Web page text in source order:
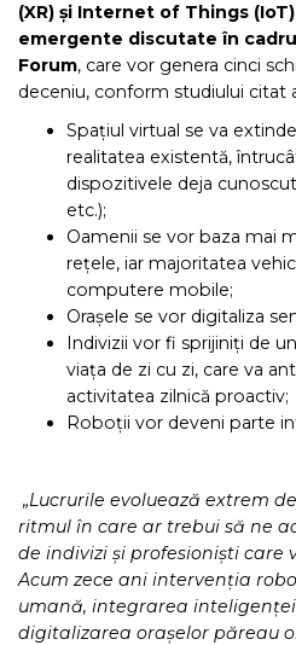
(XR) și Internet of Things
emergente discutate în
Forum, care vor genera cinci
deceniu, conform studiului citat
Spațiul virtual se va
realitatea existentă,
dispozitivele deja
etc.);
Oamenii se vor baza mai
rețele, iar majoritatea
computere mobile;
Orașele se vor digitaliza
Indivizii vor fi sprijiniți de
viața de zi cu zi, care va
activitatea zilnică proactiv;
Roboții vor deveni parte
„Lucrurile evoluează extrem
ritmul în care ar trebui să ne
de indivizi și profesioniști care
Acum zece ani intervenția
umană, integrarea
digitalizarea orașelor păreau